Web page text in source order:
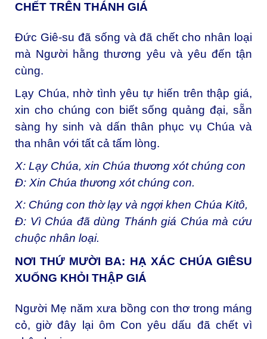
CHẾT TRÊN THÁNH GIÁ
Đức Giê-su đã sống và đã chết cho nhân loại
mà Người hằng thương yêu và yêu đến tận
cùng.
Lạy Chúa, nhờ tình yêu tự hiến trên thập giá,
xin cho chúng con biết sống quảng đại, sẵn
sàng hy sinh và dấn thân phục vụ Chúa và
tha nhân với tất cả tấm lòng.
X: Lạy Chúa, xin Chúa thương xót chúng con
Đ: Xin Chúa thương xót chúng con.
X: Chúng con thờ lạy và ngợi khen Chúa Kitô,
Đ: Vì Chúa đã dùng Thánh giá Chúa mà cứu
chuộc nhân loại.
NƠI THỨ MƯỜI BA: HẠ XÁC CHÚA GIÊSU
XUỐNG KHỎI THẬP GIÁ
Người Mẹ năm xưa bồng con thơ trong máng
cỏ, giờ đây lại ôm Con yêu dấu đã chết vì